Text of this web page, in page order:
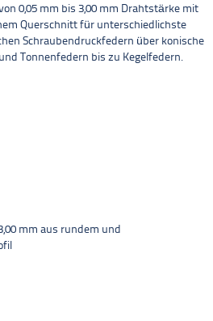
0,05 mm bis 3,00 mm Drahtstärke mit
Querschnitt für unterschiedlichste
Schraubendruckfedern über konische
Tonnenfedern bis zu Kegelfedern.
mm aus rundem und